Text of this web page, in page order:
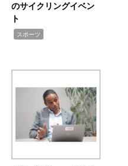
のサイクリングイベン
ト
スポーツ